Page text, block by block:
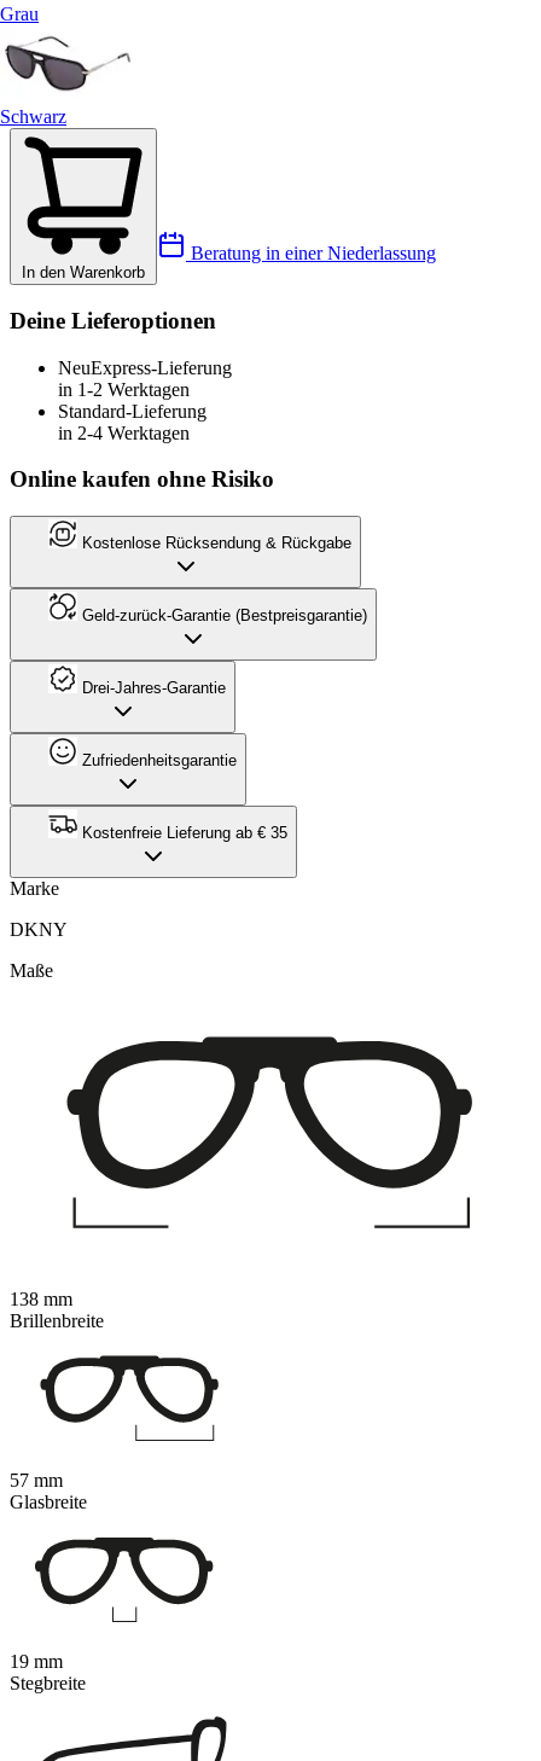
Grau
Schwarz
In den Warenkorb
Beratung in einer Niederlassung
Deine Lieferoptionen
NeuExpress-Lieferung
in 1-2 Werktagen
Standard-Lieferung
in 2-4 Werktagen
Online kaufen ohne Risiko
Kostenlose Rücksendung & Rückgabe
Geld-zurück-Garantie (Bestpreisgarantie)
Drei-Jahres-Garantie
Zufriedenheitsgarantie
Kostenfreie Lieferung ab € 35
Marke
DKNY
Maße
138 mm
Brillenbreite
57 mm
Glasbreite
19 mm
Stegbreite